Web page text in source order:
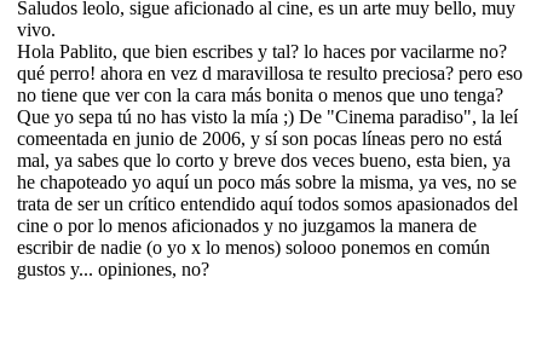
Saludos leolo, sigue aficionado al cine, es un arte muy bello, muy
vivo.
Hola Pablito, que bien escribes y tal? lo haces por vacilarme no?
qué perro! ahora en vez d maravillosa te resulto preciosa? pero eso
no tiene que ver con la cara más bonita o menos que uno tenga?
Que yo sepa tú no has visto la mía ;) De "Cinema paradiso", la leí
comeentada en junio de 2006, y sí son pocas líneas pero no está
mal, ya sabes que lo corto y breve dos veces bueno, esta bien, ya
he chapoteado yo aquí un poco más sobre la misma, ya ves, no se
trata de ser un crítico entendido aquí todos somos apasionados del
cine o por lo menos aficionados y no juzgamos la manera de
escribir de nadie (o yo x lo menos) solooo ponemos en común
gustos y... opiniones, no?